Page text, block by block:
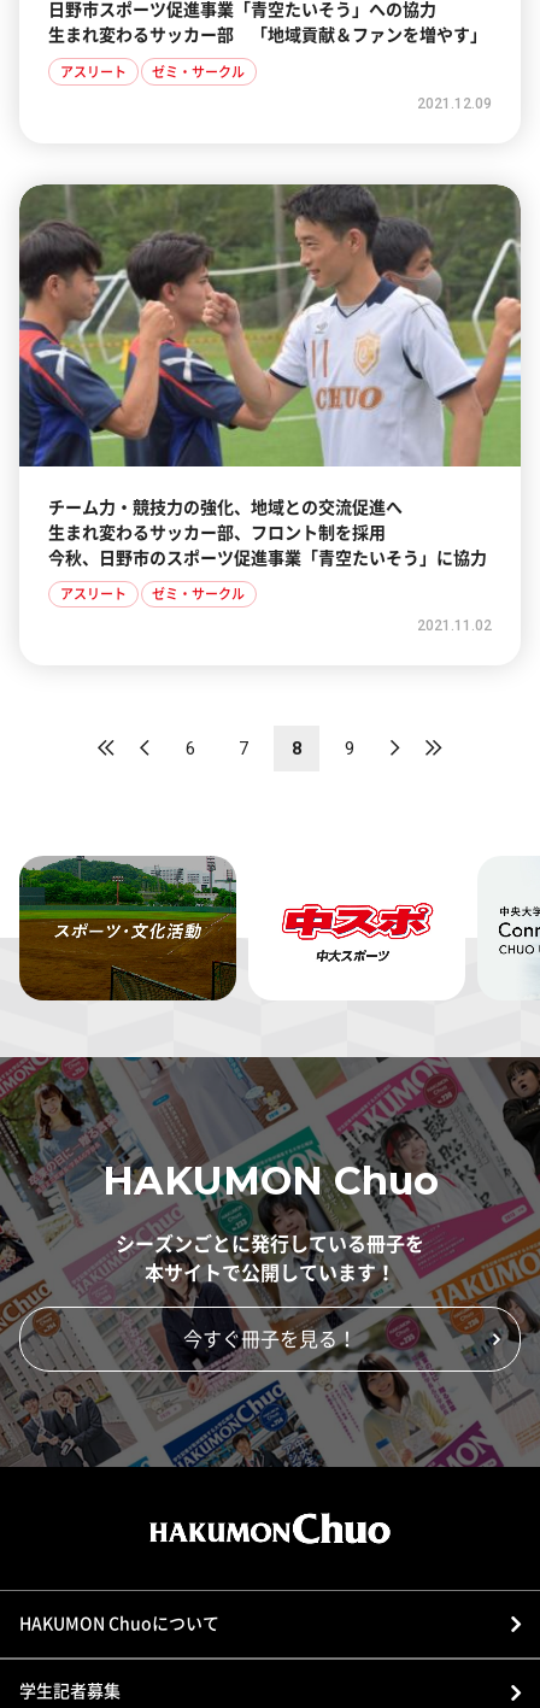
日野市スポーツ促進事業「青空たいそう」への協力
生まれ変わるサッカー部 「地域貢献＆ファンを増やす」
アスリート ゼミ・サークル
2021.12.09
チーム力・競技力の強化、地域との交流促進へ
生まれ変わるサッカー部、フロント制を採用
今秋、日野市のスポーツ促進事業「青空たいそう」に協力
アスリート ゼミ・サークル
2021.11.02
6 7 8 9
HAKUMON Chuo
シーズンごとに発行している冊子を
本サイトで公開しています！
今すぐ冊子を見る！
HAKUMON Chuoについて
学生記者募集